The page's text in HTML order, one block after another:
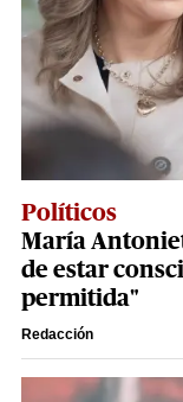
Políticos
María
de estar
permitida"
Redacción